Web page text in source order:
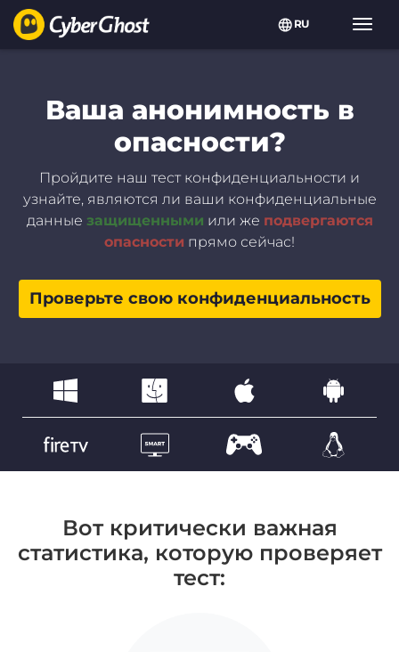
RU
Ваша анонимность в
опасности?
Пройдите наш тест конфиденциальности и
узнайте, являются ли ваши конфиденциальные
данные защищенными или же подвергаются
опасности прямо сейчас!
Проверьте свою конфиденциальность
Вот критически важная
статистика, которую проверяет
тест: